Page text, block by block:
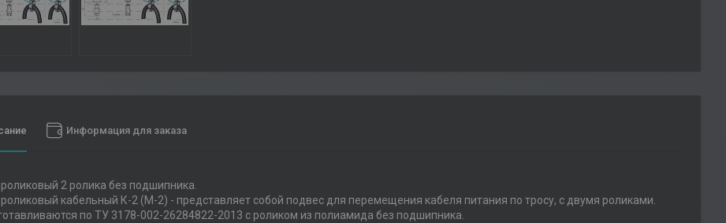
Информация для заказа
2 ролика без подшипника.
кабельный К-2 (М-2) - представляет собой подвес для перемещения кабеля питания по тросу, с двумя роликами.
по ТУ 3178-002-26284822-2013 с роликом из полиамида без подшипника.